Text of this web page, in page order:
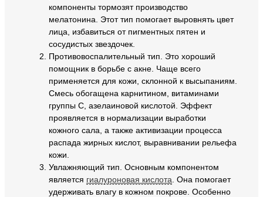
компоненты тормозят производство
мелатонина. Этот тип помогает выровнять цвет
лица, избавиться от пигментных пятен и
сосудистых звездочек.
Противовоспалительный тип. Это хороший
помощник в борьбе с акне. Чаще всего
применяется для кожи, склонной к высыпаниям.
Смесь обогащена карнитином, витаминами
группы С, азелаиновой кислотой. Эффект
проявляется в нормализации выработки
кожного сала, а также активизации процесса
распада жирных кислот, выравнивании рельефа
кожи.
Увлажняющий тип. Основным компонентом
является гиалуроновая кислота . Она помогает
удерживать влагу в кожном покрове. Особенно